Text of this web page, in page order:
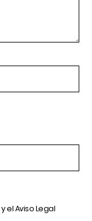
y elAviso Legal